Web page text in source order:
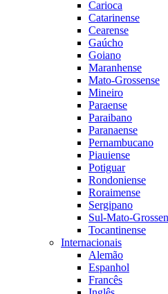
Carioca
Catarinense
Cearense
Gaúcho
Goiano
Maranhense
Mato-Grossense
Mineiro
Paraense
Paraibano
Paranaense
Pernambucano
Piauiense
Potiguar
Rondoniense
Roraimense
Sergipano
Sul-Mato-
Tocantinense
Internacionais
Alemão
Espanhol
Francês